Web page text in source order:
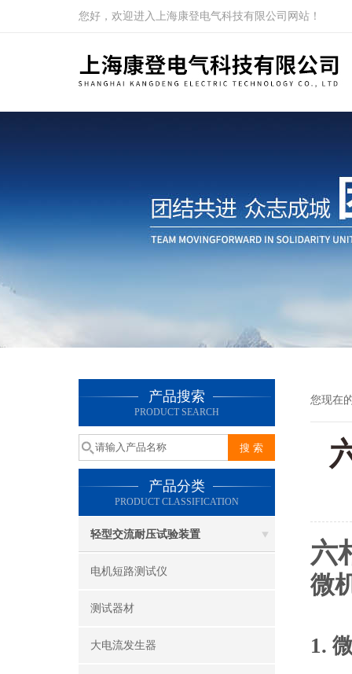
您好，欢迎进入上海康登电气科技有限公司网站！
产品搜索
PRODUCT SEARCH
产品分类
PRODUCT CLASSIFICATION
轻型交流耐压试验装置
电机短路测试仪
测试器材
大电流发生器
您现在
六
微
1.